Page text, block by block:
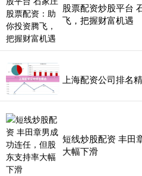
股票配资炒股平台
飞，把握财富机遇
上海配资公司排名
短线炒股配资 丰田
大幅下滑